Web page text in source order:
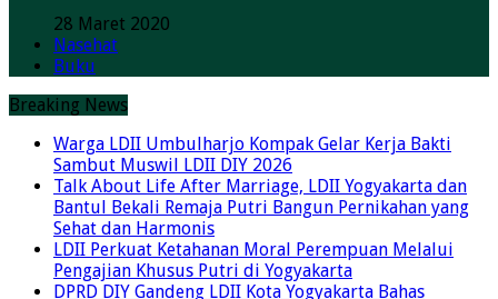
28 Maret 2020
Nasehat
Buku
Breaking News
Warga LDII Umbulharjo Kompak Gelar Kerja Bakti
Sambut Muswil LDII DIY 2026
Talk About Life After Marriage, LDII Yogyakarta dan
Bantul Bekali Remaja Putri Bangun Pernikahan yang
Sehat dan Harmonis
LDII Perkuat Ketahanan Moral Perempuan Melalui
Pengajian Khusus Putri di Yogyakarta
DPRD DIY Gandeng LDII Kota Yogyakarta Bahas